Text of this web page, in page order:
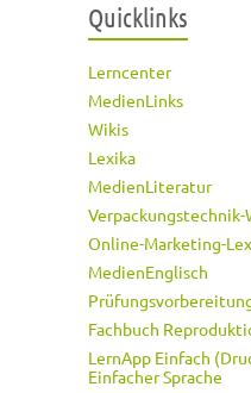
Quicklinks
Lerncenter
MedienLinks
Wikis
Lexika
MedienLiteratur
Verpackungstechnik-
Online-Marketing-
MedienEnglisch
Fachbuch
LernApp Einfach
Einfacher Sprache